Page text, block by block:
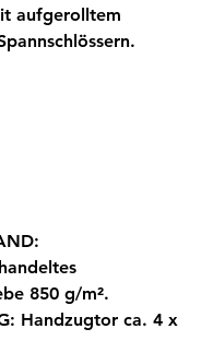
aufgerolltem
850 g/m².
Handzugtor ca. 4 x